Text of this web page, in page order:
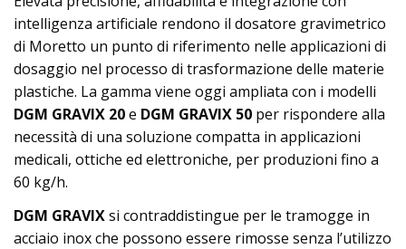
intelligenza artificiale rendono il dosatore gravimetrico
di Moretto un punto di riferimento nelle applicazioni di
dosaggio nel processo di trasformazione delle materie
plastiche. La gamma viene oggi ampliata con i modelli
DGM GRAVIX 20e DGM GRAVIX 50 per rispondere alla
necessità di una soluzione compatta in applicazioni
medicali, ottiche ed elettroniche, per produzioni fino a
60 kg/h.
DGM GRAVIXsi contraddistingue per le tramogge in
acciaio inox che possono essere rimosse senza l’utilizzo